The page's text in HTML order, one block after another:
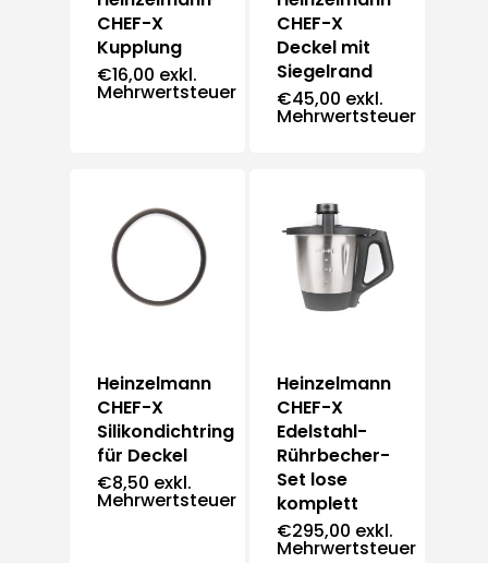
CHEF-X
Kupplung
€16,00 exkl.
Mehrwertsteuer
CHEF-X
Deckel mit
Siegelrand
€45,00 exkl.
Mehrwertsteuer
Heinzelmann
CHEF-X
Silikondichtring
für Deckel
€8,50 exkl.
Mehrwertsteuer
Heinzelmann
CHEF-X
Edelstahl-
Rührbecher-
Set lose
komplett
€295,00 exkl.
Mehrwertsteuer